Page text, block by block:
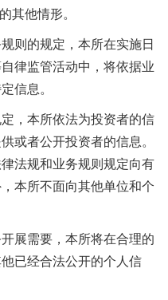
他情形。
的规定，本所在实施日
律监管活动中，将依据业
信息。
，本所依法为投资者的信
或者公开投资者的信息。
法规和业务规则规定向有
本所不面向其他单位和个
需要，本所将在合理的
已经合法公开的个人信